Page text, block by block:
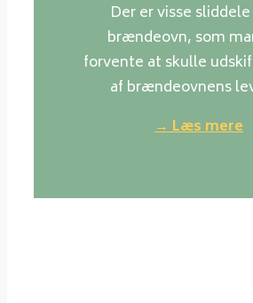
Der er visse
brændeovn, som
forvente at skulle
af brændeovnens
→ Læs mere